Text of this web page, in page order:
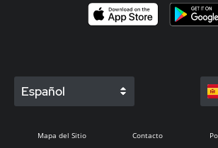
Español
Mapa del Sitio Contacto